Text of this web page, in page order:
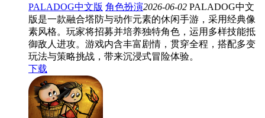
PALADOG中文版 角色扮演2026-06-02 PALADOG中文
版是一款融合塔防与动作元素的休闲手游，采用经典像
素风格。玩家将招募并培养独特角色，运用多样技能抵
御敌人进攻。游戏内含丰富剧情，贯穿全程，搭配多变
玩法与策略挑战，带来沉浸式冒险体验。
下载